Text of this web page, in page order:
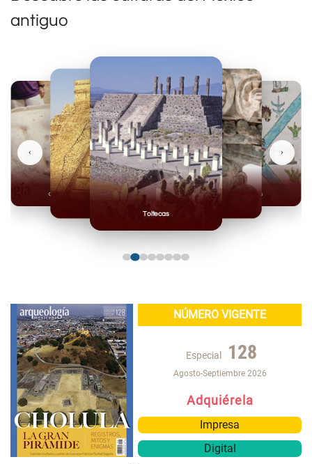
antiguo
Toltecas
Mexicas
Olmecas
‹ ›
NÚMERO VIGENTE
Especial 128
Agosto-Septiembre 2026
Adquiérela
Impresa
Digital